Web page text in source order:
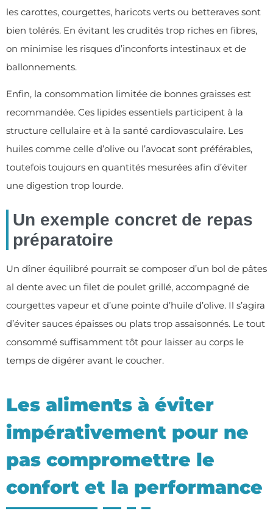
les carottes, courgettes, haricots verts ou betteraves sont
bien tolérés. En évitant les crudités trop riches en fibres,
on minimise les risques d’inconforts intestinaux et de
ballonnements.
Enfin, la consommation limitée de bonnes graisses est
recommandée. Ces lipides essentiels participent à la
structure cellulaire et à la santé cardiovasculaire. Les
huiles comme celle d’olive ou l’avocat sont préférables,
toutefois toujours en quantités mesurées afin d’éviter
une digestion trop lourde.
Un exemple concret de repas
préparatoire
Un dîner équilibré pourrait se composer d’un bol de pâtes
al dente avec un filet de poulet grillé, accompagné de
courgettes vapeur et d’une pointe d’huile d’olive. Il s’agira
d’éviter sauces épaisses ou plats trop assaisonnés. Le tout
consommé suffisamment tôt pour laisser au corps le
temps de digérer avant le coucher.
Les aliments à éviter
impérativement pour ne
pas compromettre le
confort et la performance